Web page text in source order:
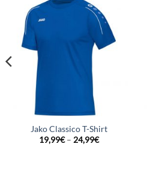
Jako Classico T-Shirt
19,99€– 24,99€